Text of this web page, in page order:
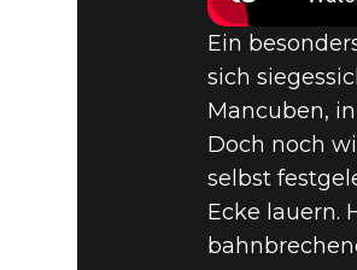
Ein
sich
Mancuben,
Doch noch
selbst
Ecke lauern.